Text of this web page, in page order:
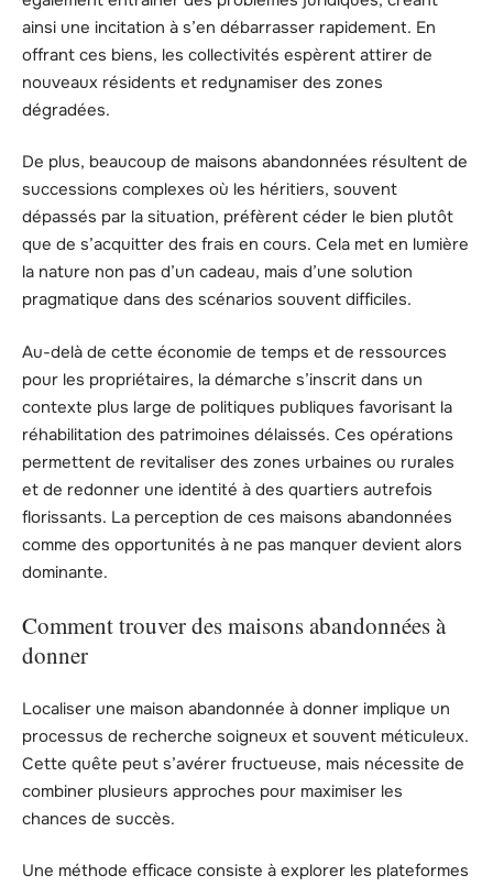
ainsi une incitation à s’en débarrasser rapidement. En
offrant ces biens, les collectivités espèrent attirer de
nouveaux résidents et redynamiser des zones
dégradées.
De plus, beaucoup de maisons abandonnées résultent de
successions complexes où les héritiers, souvent
dépassés par la situation, préfèrent céder le bien plutôt
que de s’acquitter des frais en cours. Cela met en lumière
la nature non pas d’un cadeau, mais d’une solution
pragmatique dans des scénarios souvent difficiles.
Au-delà de cette économie de temps et de ressources
pour les propriétaires, la démarche s’inscrit dans un
contexte plus large de politiques publiques favorisant la
réhabilitation des patrimoines délaissés. Ces opérations
permettent de revitaliser des zones urbaines ou rurales
et de redonner une identité à des quartiers autrefois
florissants. La perception de ces maisons abandonnées
comme des opportunités à ne pas manquer devient alors
dominante.
Comment trouver des maisons abandonnées à
donner
Localiser une maison abandonnée à donner implique un
processus de recherche soigneux et souvent méticuleux.
Cette quête peut s’avérer fructueuse, mais nécessite de
combiner plusieurs approches pour maximiser les
chances de succès.
Une méthode efficace consiste à explorer les plateformes